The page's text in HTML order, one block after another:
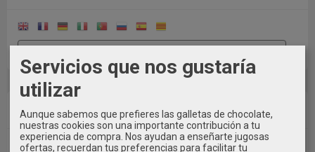
Costes de Envío
GRATIS *
Servicios que nos gustaría
utilizar
Aunque sabemos que prefieres las galletas de chocolate,
nuestras cookies son una importante contribución a tu
experiencia de compra. Nos ayudan a enseñarte jugosas
ofertas, recuerdan tus preferencias para facilitar tu